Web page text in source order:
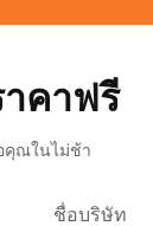
คาฟรี
คุณในไม่ช้า
ชื่อบริษัท